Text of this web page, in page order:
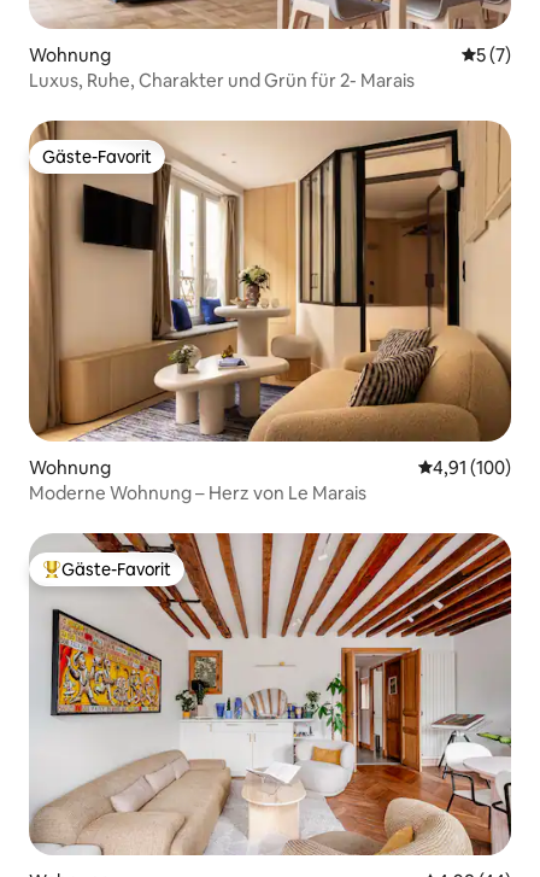
Wohnung
5 (7)
Luxus, Ruhe, Charakter und Grün für 2- Marais
Gäste-Favorit
Gäste-Favorit
Wohnung
4,91 (100)
Moderne Wohnung – Herz von Le Marais
Beliebter Gäste-Favorit.
Gäste-Favorit